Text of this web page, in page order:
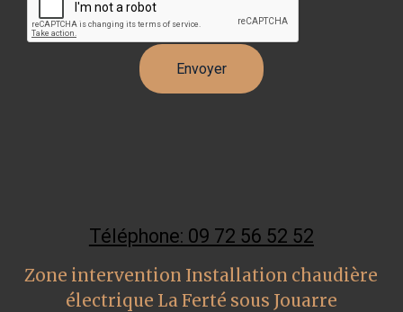
Téléphone: 09 72 56 52 52
Zone intervention Installation chaudière
électrique La Ferté sous Jouarre